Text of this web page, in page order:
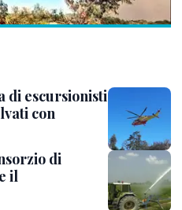
di escursionisti
con
di
il